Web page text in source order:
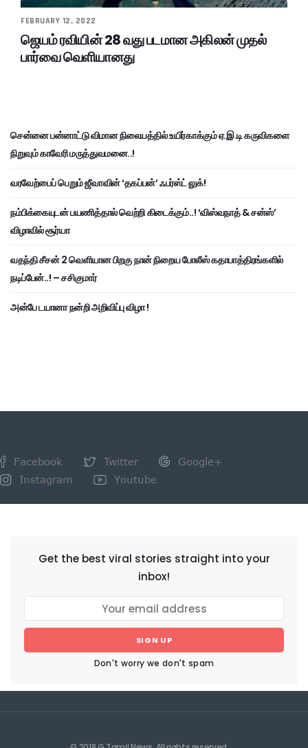
FEBRUARY 12, 2022
ஜெயம் ரவியின் 28 வது படமான அகிலன் முதல்
பார்வை வெளியானது
சென்னை பன்னாட்டு விமான நிலையத்தில் உயிர்காக்கும் ஏ.இ.டி கருவிகளை
நிறுவும் காவேரி மருத்துவமனை..!
வரவேற்பைப் பெறும் ஜீவாவின் ‘தகப்பன்’ ஃபர்ஸ்ட் லுக்!
நம்பிக்கையுடன் பயணித்தால் வெற்றி கிடைக்கும்..! ‘விஸ்வநாத் & சன்ஸ்’
விழாவில் சூர்யா
வதந்தி சீசன் 2 வெளியான பிறகு நான் நிறைய போலீஸ் கதாபாத்திரங்களில்
நடிப்பேன்..! – சசிகுமார்
அன்பே டயானா நன்றி அறிவிப்பு விழா !
Facebook Twitter
Google+
Instagram
Youtube
Get the best viral stories straight into your
inbox!
SIGN UP
Don't worry we don't spam